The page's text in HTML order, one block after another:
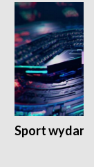
Sport